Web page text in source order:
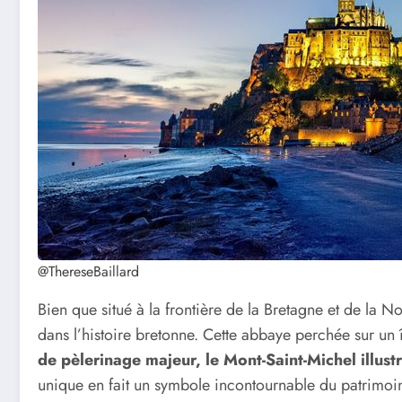
@ThereseBaillard
Bien que situé à la frontière de la Bretagne et de la
dans l’histoire bretonne. Cette abbaye perchée sur
de pèlerinage majeur, le Mont-Saint-Michel
unique en fait un symbole incontournable du